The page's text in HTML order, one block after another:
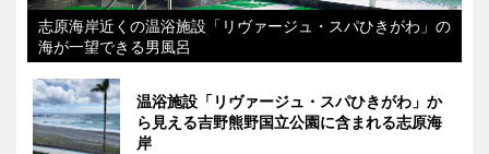
志原海岸近くの温浴施設「リヴァージュ・スパひきがわ」の
海が一望できる男風呂
温浴施設「リヴァージュ・スパひきがわ」か
ら見える吉野熊野国立公園に含まれる志原海
岸